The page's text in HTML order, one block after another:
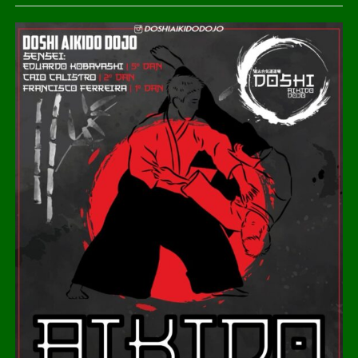
criminalidade.
Entre as ações citadas está o programa Vigia Mais MT,
que ampliou o uso de câmeras de monitoramento em
municípios do Estado. A tecnologia passou a ser utilizada
como ferramenta de apoio às forças policiais, além de
auxiliar em operações e no monitoramento de áreas
estratégicas.
Dados divulgados pela Segurança Pública também
apontaram redução em determinados indicadores
criminais no período. Em 2024, os roubos de veículos em
Mato Grosso registraram queda de 28% em relação ao
ano anterior. Os furtos de veículos também apresentaram
redução no mesmo intervalo.
Roveri também mencionou investimentos em
equipamentos, tecnologia e efetivo como parte das